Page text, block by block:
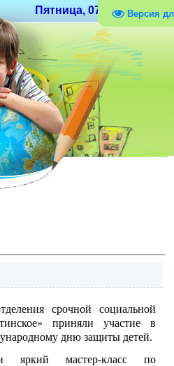
Версия
Пятница, 07.08.2026,
срочной социальной
приняли участие в
дню защиты детей.
яркий мастер-класс по